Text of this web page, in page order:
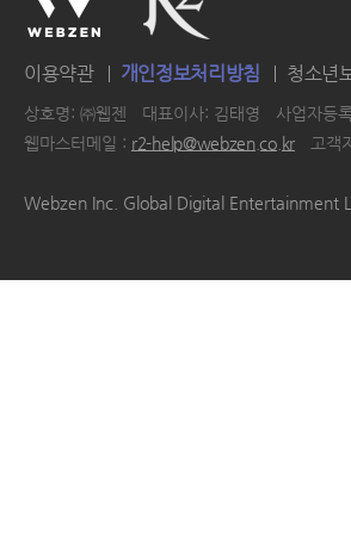
이용약관 개인정보처리방침 청소년
상호명: ㈜웹젠 대표이사: 김태영 사업자등
웹마스터메일 : r2-help@webzen.co.kr 고객
Webzen Inc. Global Digital Entertainment